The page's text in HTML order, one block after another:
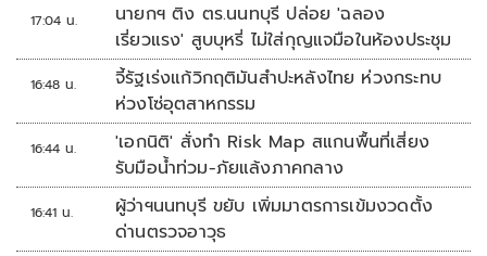
17:04 น.
นายกฯ ติง ตร.นนทบุรี ปล่อย 'ฉลอง
เรี่ยวแรง' สูบบุหรี่ ไม่ใส่กุญแจมือในห้องประชุม
16:48 น.
จี้รัฐเร่งแก้วิกฤติมันสำปะหลังไทย ห่วงกระทบ
ห่วงโซ่อุตสาหกรรม
16:44 น.
'เอกนิติ' สั่งทำ Risk Map สแกนพื้นที่เสี่ยง
รับมือน้ำท่วม-ภัยแล้งภาคกลาง
16:41 น.
ผู้ว่าฯนนทบุรี ขยับ เพิ่มมาตรการเข้มงวดตั้ง
ด่านตรวจอาวุธ